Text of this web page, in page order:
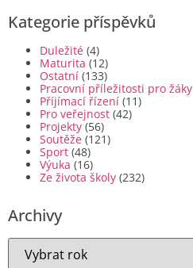
Kategorie příspěvků
Duležité (4)
Maturita (12)
Ostatní (133)
Pracovní příležitosti pro žáky
Příjímací řízení (11)
Pro veřejnost (42)
Projekty (56)
Soutěže (121)
Sport (48)
Výuka (16)
Ze života školy (232)
Archivy